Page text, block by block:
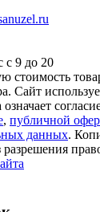
9 до 20
стоимость
Сайт
, публичной
данных.
разрешения